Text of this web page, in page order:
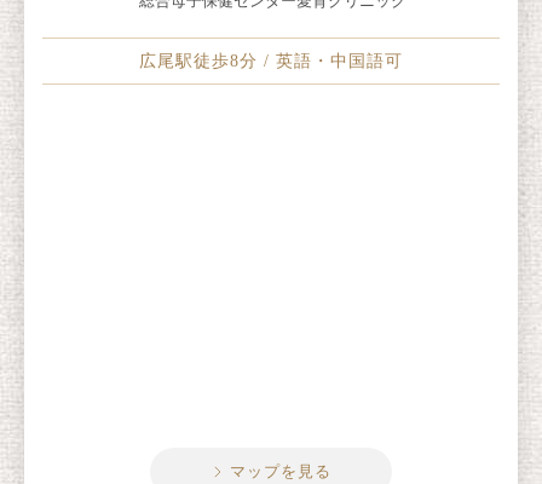
広尾駅徒歩8分 / 英語・中国語可
マップを見る